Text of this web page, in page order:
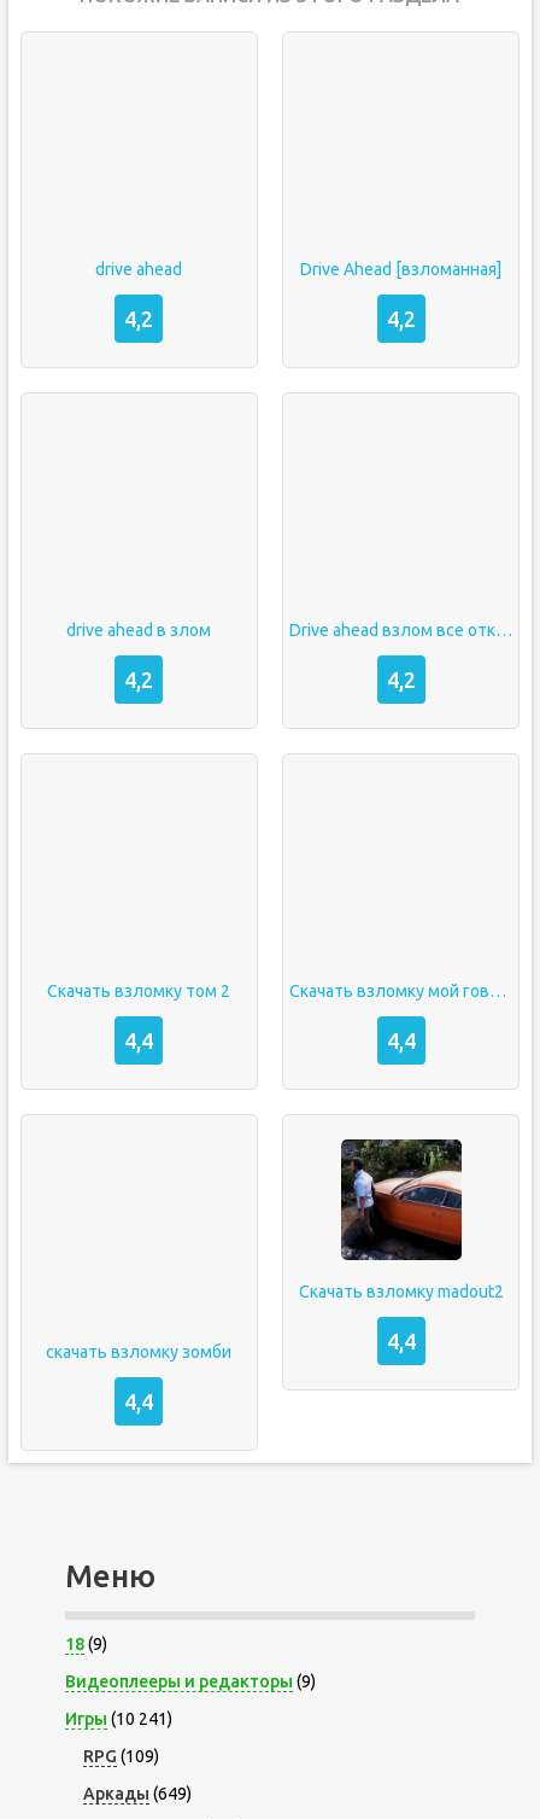
drive ahead
4,2
Drive Ahead [взломанная]
4,2
drive ahead в злом
4,2
Drive ahead взлом все открыто
4,2
Скачать взломку том 2
4,4
Скачать взломку мой говорящий том 2
4,4
скачать взломку зомби
4,4
Скачать взломку madout2
4,4
Меню
18(9)
Видеоплееры и редакторы (9)
Игры (10 241)
RPG (109)
Аркады (649)